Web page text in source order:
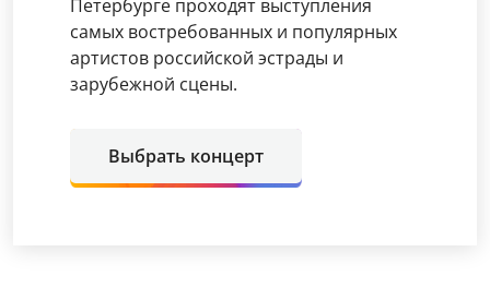
Петербурге проходят выступления
самых востребованных и популярных
артистов российской эстрады и
зарубежной сцены.
Выбрать концерт